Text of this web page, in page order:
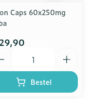
Caps 60x250mg
Bestel